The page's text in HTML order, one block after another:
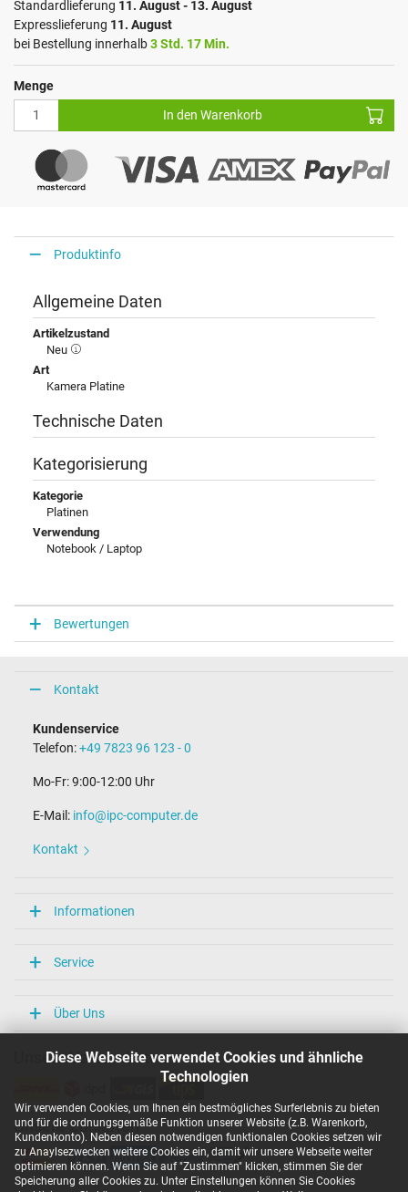
Diese Webseite verwendet Cookies und ähnliche
Technologien
Wir verwenden Cookies, um Ihnen ein bestmögliches Surferlebnis zu bieten
und für die ordnungsgemäße Funktion unserer Website (z.B. Warenkorb,
Kundenkonto). Neben diesen notwendigen funktionalen Cookies setzen wir
zu Anaylsezwecken weitere Cookies ein, damit wir unsere Webseite weiter
optimieren können. Wenn Sie auf "Zustimmen" klicken, stimmen Sie der
Speicherung aller Cookies zu. Unter Einstellungen können Sie Cookies
Standardlieferung 11. August - 13. August
Expresslieferung 11. August
bei Bestellung innerhalb3 Std. 17 Min.
Menge
In den Warenkorb
Produktinfo
Allgemeine Daten
Artikelzustand
Neu
Art
Kamera Platine
Technische Daten
Kategorisierung
Kategorie
Platinen
Verwendung
Notebook / Laptop
Bewertungen
Kontakt
Kundenservice
Telefon:+49 7823 96 123 - 0
Mo-Fr: 9:00-12:00 Uhr
E-Mail: info@ipc-computer.de
Kontakt
Informationen
Service
Über Uns
Unsere Versandarten
Unsere Zahlarten